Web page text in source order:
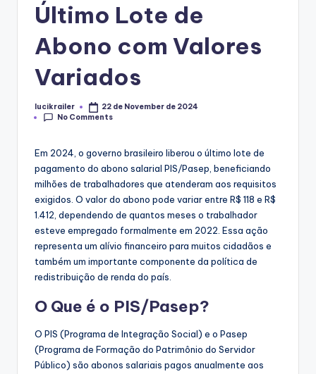
Último Lote de
Abono com Valores
Variados
Posted
by
lucikrailer
22 de November de 2024
No Comments
Em 2024, o governo brasileiro liberou o último lote de
pagamento do abono salarial PIS/Pasep, beneficiando
milhões de trabalhadores que atenderam aos requisitos
exigidos. O valor do abono pode variar entre R$ 118 e R$
1.412, dependendo de quantos meses o trabalhador
esteve empregado formalmente em 2022. Essa ação
representa um alívio financeiro para muitos cidadãos e
também um importante componente da política de
redistribuição de renda do país.
O Que é o PIS/Pasep?
O PIS (Programa de Integração Social) e o Pasep
(Programa de Formação do Patrimônio do Servidor
Público) são abonos salariais pagos anualmente aos